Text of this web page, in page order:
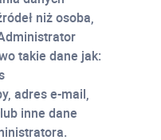
niż osoba,
takie dane jak:
adres e-mail,
inne dane